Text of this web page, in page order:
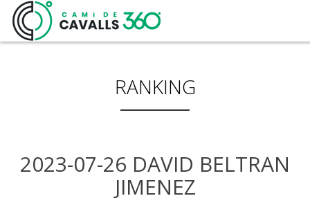
RANKING
2023-07-26 DAVID BELTRAN
JIMENEZ